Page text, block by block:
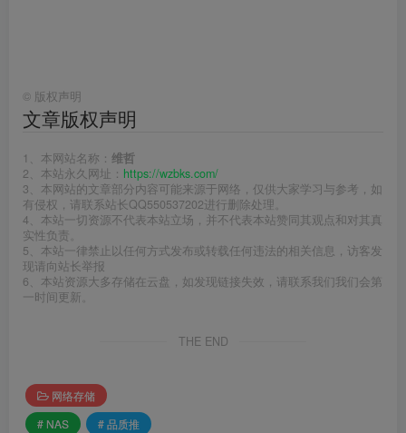
© 版权声明
文章版权声明
1、本网站名称： 维哲
2、本站永久网址： https://wzbks.com/
3、本网站的文章部分内容可能来源于网络，仅供大家学习与参考，如
有侵权，请联系站长QQ550537202进行删除处理。
4、本站一切资源不代表本站立场，并不代表本站赞同其观点和对其真
实性负责。
5、本站一律禁止以任何方式发布或转载任何违法的相关信息，访客发
现请向站长举报
6、本站资源大多存储在云盘，如发现链接失效，请联系我们我们会第
一时间更新。
THE END
网络存储
# NAS
# 品质推